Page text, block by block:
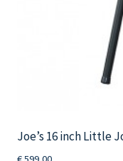
Joe’s 16 inch Little